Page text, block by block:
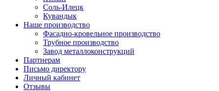
Соль-Илецк
Кувандык
Наше производство
Фасадно-кровельное производство
Трубное производство
Завод металлоконструкций
Партнерам
Письмо директору
Личный кабинет
Отзывы